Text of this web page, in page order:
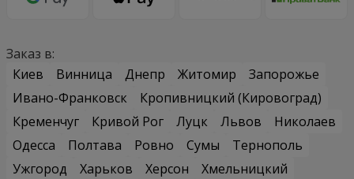
Заказ в:
Киев
Винница Днепр Житомир
Запорожье
Ивано-Франковск
Кропивницкий (Кировоград)
Кременчуг
Кривой Рог Луцк Львов
Николаев
Одесса
Полтава Ровно Сумы
Тернополь
Ужгород
Харьков Херсон
Хмельницкий